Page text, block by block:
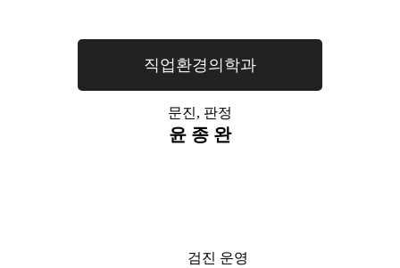
직업환경의학과
문진, 판정
윤 종 완
검진 운영